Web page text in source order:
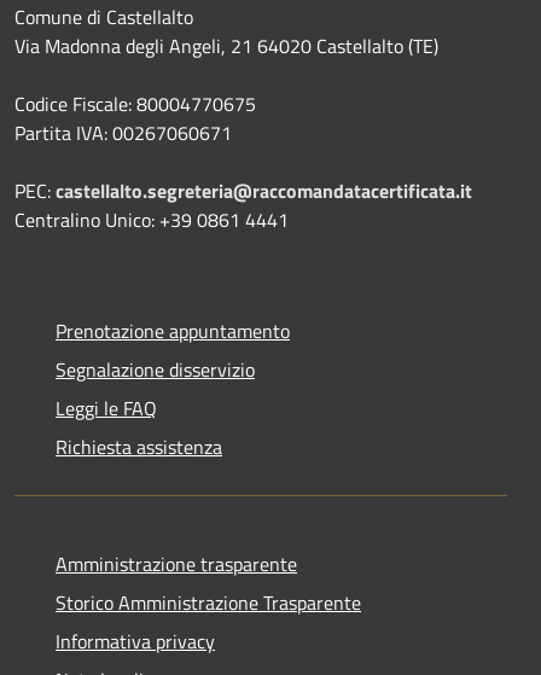
Comune di Castellalto
Via Madonna degli Angeli, 21 64020 Castellalto (TE)
Codice Fiscale: 80004770675
Partita IVA: 00267060671
PEC:castellalto.segreteria@raccomandatacertificata.it
Centralino Unico: +39 0861 4441
Prenotazione appuntamento
Segnalazione disservizio
Leggi le FAQ
Richiesta assistenza
Amministrazione trasparente
Storico Amministrazione Trasparente
Informativa privacy